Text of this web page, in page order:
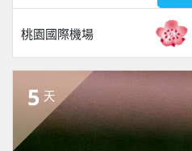
桃園國際機場
5 天